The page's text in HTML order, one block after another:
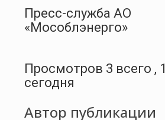
Пресс-служба АО
«Мособлэнерго»
Просмотров 3 всего , 1
сегодня
Автор публикации